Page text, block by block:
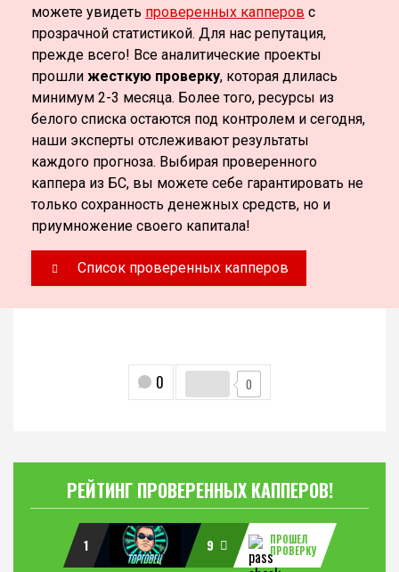
можете увидеть проверенных капперов с
прозрачной статистикой. Для нас репутация,
прежде всего! Все аналитические проекты
прошли жесткую проверку, которая длилась
минимум 2-3 месяца. Более того, ресурсы из
белого списка остаются под контролем и сегодня,
наши эксперты отслеживают результаты
каждого прогноза. Выбирая проверенного
каппера из БС, вы можете себе гарантировать не
только сохранность денежных средств, но и
приумножение своего капитала!
Список проверенных капперов
0 0
РЕЙТИНГ ПРОВЕРЕННЫХ КАППЕРОВ!
1 9
ПРОШЕЛ
ПРОВЕРКУ